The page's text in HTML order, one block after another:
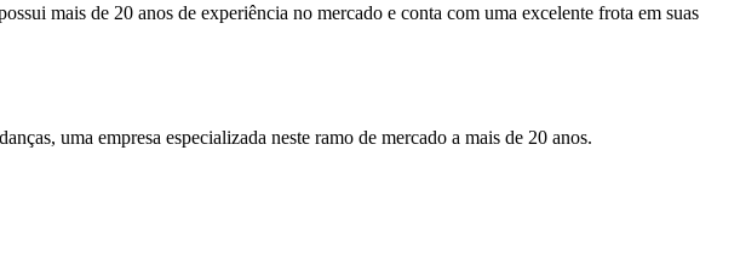
mais de 20 anos de experiência no mercado e conta com uma excelente frota em suas
uma empresa especializada neste ramo de mercado a mais de 20 anos.